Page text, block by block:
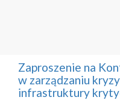
Zaproszenie na
w zarządzaniu
infrastruktury